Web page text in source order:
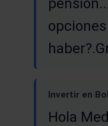
Invertir en
Hola